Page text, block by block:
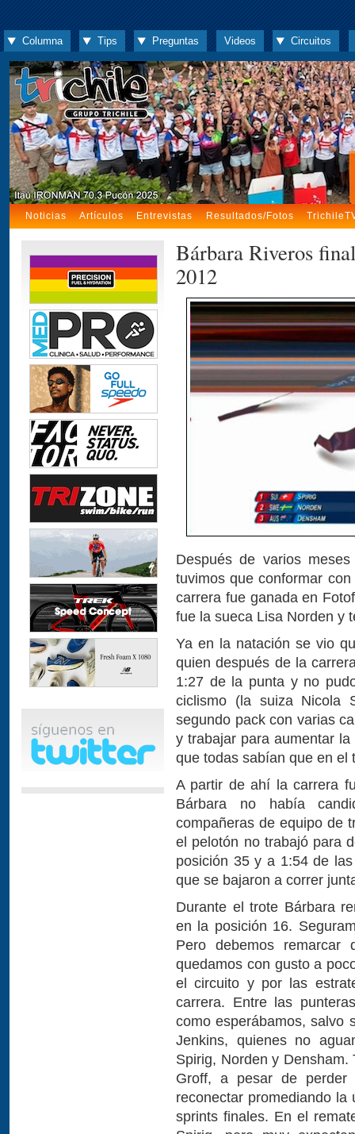
Columna Tips Preguntas Videos Circuitos
Noticias Artículos Entrevistas Resultados/Fotos
Bárbara Riveros
2012
Después de varios
tuvimos que conformar
carrera fue ganada en
fue la sueca Lisa Norden y
Ya en la natación se vio
quien después de la
1:27 de la punta y no
ciclismo (la suiza Nicola
segundo pack con varias
y trabajar para aumentar
que todas sabían que en el
A partir de ahí la carrera
Bárbara no había
compañeras de equipo de
el pelotón no trabajó para
posición 35 y a 1:54 de
que se bajaron a correr
Durante el trote Bárbara
en la posición 16.
Pero debemos
quedamos con gusto a
el circuito y por las
carrera. Entre las
como esperábamos, salvo
Jenkins, quienes no
Spirig, Norden y
Groff, a pesar de perder
reconectar promediando
sprints finales. En el